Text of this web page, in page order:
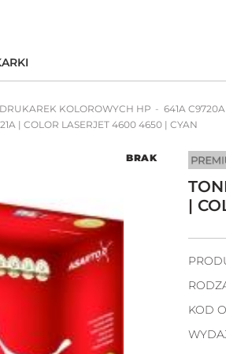
KOLOROWYCH HP
641A
| COLOR LASERJET 4600 4650 | CYAN
BRAK
|
KOD